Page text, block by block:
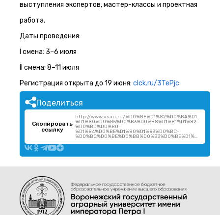
выступления экспертов, мастер-классы и проектная
работа.
Даты проведения:
I смена: 3–6 июля
II смена: 8–11 июля
Регистрация открыта до 19 июня: clck.ru/3TePjc
Поделиться
Скопировать
ссылку
http://www.vsau.ru/
%D0%BD%D0%B0-
%D1%84%D0%BE%D1%80%D1%83%D0%BC-
%D0%BC%D0%BE%D0%BB%D0%B3%D0%BE%D1%80/